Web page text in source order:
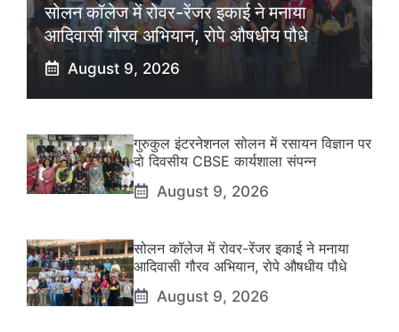
सोलन कॉलेज में रोवर-रेंजर इकाई ने मनाया
आदिवासी गौरव अभियान, रोपे औषधीय पौधे
August 9, 2026
गुरुकुल इंटरनेशनल सोलन में रसायन विज्ञान पर
दो दिवसीय CBSE कार्यशाला संपन्न
August 9, 2026
सोलन कॉलेज में रोवर-रेंजर इकाई ने मनाया
आदिवासी गौरव अभियान, रोपे औषधीय पौधे
August 9, 2026